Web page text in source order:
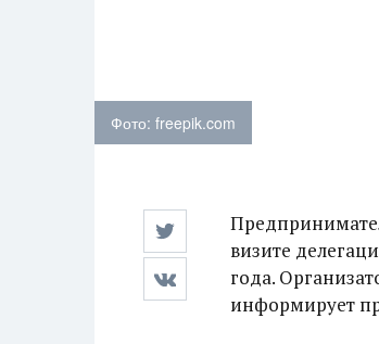
Фото: freepik.com
визите
года.
информирует